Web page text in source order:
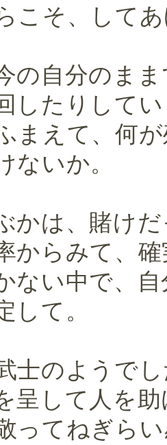
こそ、して
の自分のま
したりして
まえて、何
ないか。
かは、賭け
からみて、
ない中で、
して。
士のようで
呈して人を
ってねぎら